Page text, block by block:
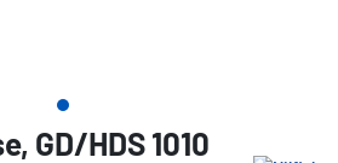
GD/HDS 1010